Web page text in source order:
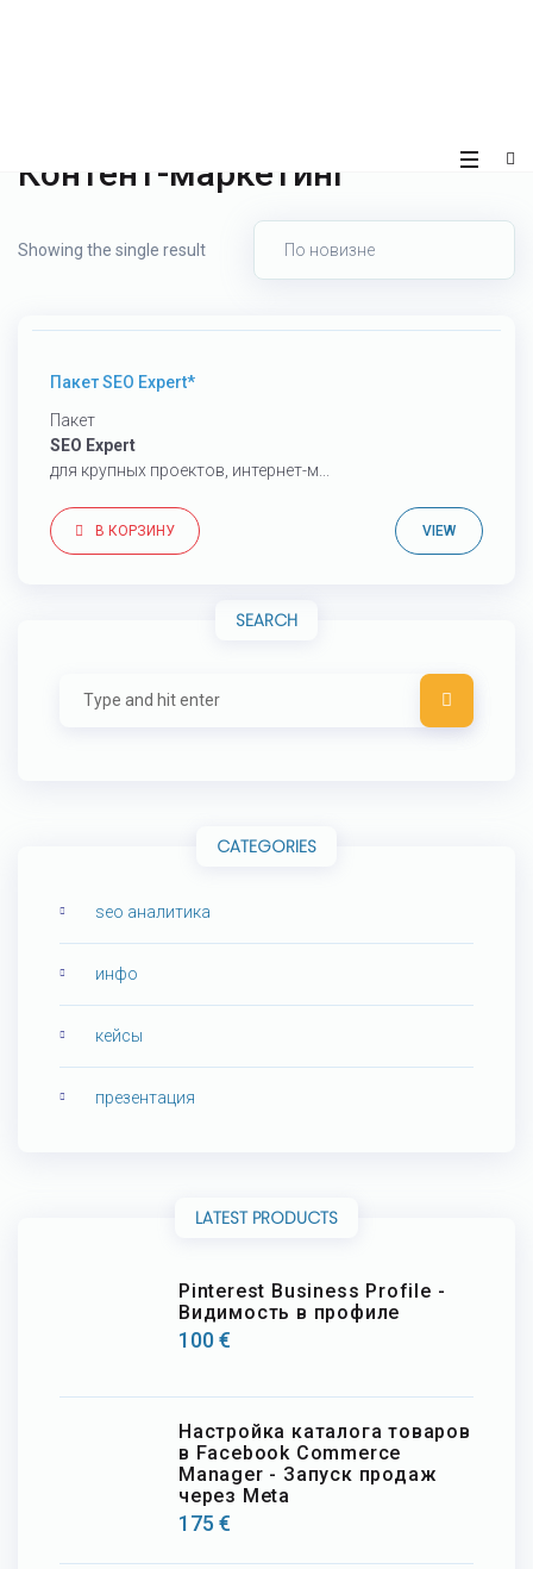
Контент-маркетинг
Showing the single result
700
Пакет SEO Expert*
Пакет
SEO Expert
для крупных проектов, интернет-м...
В КОРЗИНУ VIEW
SEARCH
CATEGORIES
seo аналитика
инфо
кейсы
презентация
LATEST PRODUCTS
Pinterest Business Profile -
Видимость в профиле
100€
Настройка каталога товаров
в Facebook Commerce
Manager - Запуск продаж
через Meta
175 €